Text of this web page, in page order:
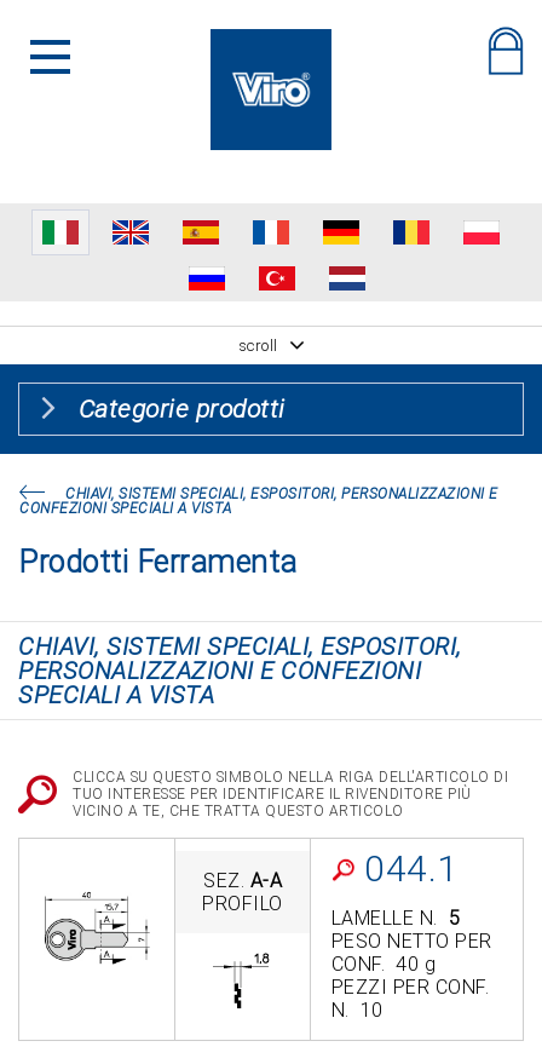
scroll
Categorie prodotti
CHIAVI, SISTEMI SPECIALI, ESPOSITORI, PERSONALIZZAZIONI E
CONFEZIONI SPECIALI A VISTA
Prodotti Ferramenta
CHIAVI, SISTEMI SPECIALI, ESPOSITORI,
PERSONALIZZAZIONI E CONFEZIONI
SPECIALI A VISTA
CLICCA SU QUESTO SIMBOLO NELLA RIGA DELL'ARTICOLO DI
TUO INTERESSE PER IDENTIFICARE IL RIVENDITORE PIÙ
VICINO A TE, CHE TRATTA QUESTO ARTICOLO
SEZ. A-A
PROFILO
044.1
LAMELLE N. 5
PESO NETTO PER
CONF. 40 g
PEZZI PER CONF.
N. 10